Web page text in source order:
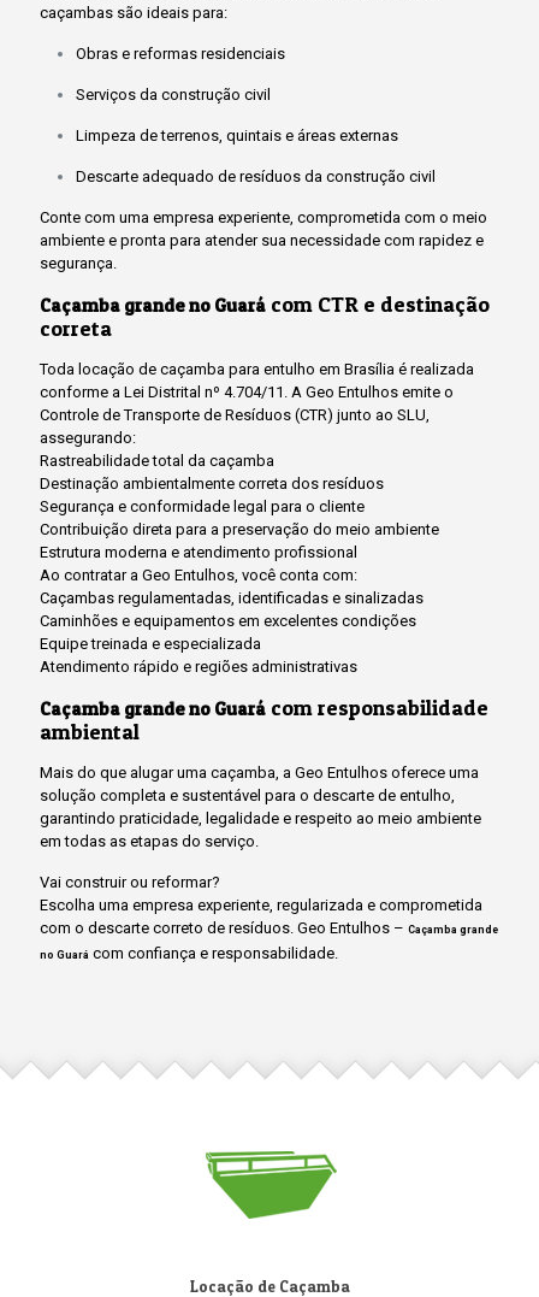
caçambas são ideais para:
Obras e reformas residenciais
Serviços da construção civil
Limpeza de terrenos, quintais e áreas externas
Descarte adequado de resíduos da construção civil
Conte com uma empresa experiente, comprometida com o meio
ambiente e pronta para atender sua necessidade com rapidez e
segurança.
Caçamba grande no Guará com CTR e destinação
correta
Toda locação de caçamba para entulho em Brasília é realizada
conforme a Lei Distrital nº 4.704/11. A Geo Entulhos emite o
Controle de Transporte de Resíduos (CTR) junto ao SLU,
assegurando:
Rastreabilidade total da caçamba
Destinação ambientalmente correta dos resíduos
Segurança e conformidade legal para o cliente
Contribuição direta para a preservação do meio ambiente
Estrutura moderna e atendimento profissional
Ao contratar a Geo Entulhos, você conta com:
Caçambas regulamentadas, identificadas e sinalizadas
Caminhões e equipamentos em excelentes condições
Equipe treinada e especializada
Atendimento rápido e regiões administrativas
Caçamba grande no Guará com responsabilidade
ambiental
Mais do que alugar uma caçamba, a Geo Entulhos oferece uma
solução completa e sustentável para o descarte de entulho,
garantindo praticidade, legalidade e respeito ao meio ambiente
em todas as etapas do serviço.
Vai construir ou reformar?
Escolha uma empresa experiente, regularizada e comprometida
com o descarte correto de resíduos. Geo Entulhos – Caçamba grande
no Guará com confiança e responsabilidade.
Locação de Caçamba